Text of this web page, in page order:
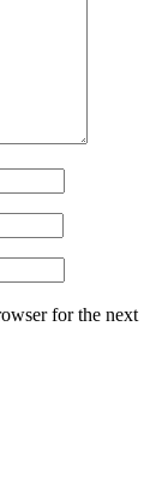
for the next